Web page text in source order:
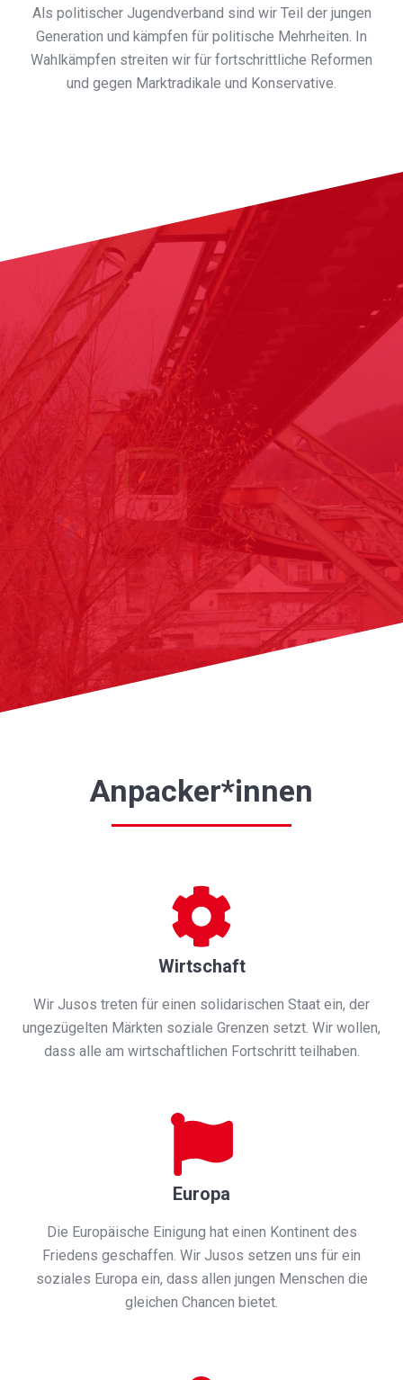
Als politischer Jugendverband sind wir Teil der jungen
Generation und kämpfen für politische Mehrheiten. In
Wahlkämpfen streiten wir für fortschrittliche Reformen
und gegen Marktradikale und Konservative.
Anpacker*innen
Wirtschaft
Wir Jusos treten für einen solidarischen Staat ein, der
ungezügelten Märkten soziale Grenzen setzt. Wir wollen,
dass alle am wirtschaftlichen Fortschritt teilhaben.
Europa
Die Europäische Einigung hat einen Kontinent des
Friedens geschaffen. Wir Jusos setzen uns für ein
soziales Europa ein, dass allen jungen Menschen die
gleichen Chancen bietet.